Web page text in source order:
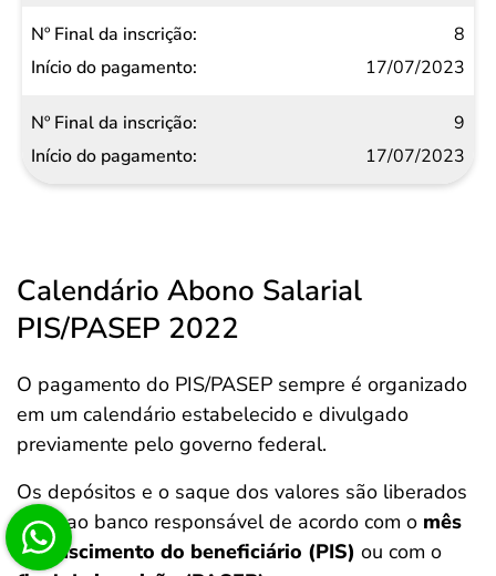
8
17/07/2023
9
17/07/2023
Calendário Abono Salarial
PIS/PASEP 2022
O pagamento do PIS/PASEP sempre é organizado
em um calendário estabelecido e divulgado
previamente pelo governo federal.
Os depósitos e o saque dos valores são liberados
junto ao banco responsável de acordo com o mês
de nascimento do beneficiário (PIS) ou com o